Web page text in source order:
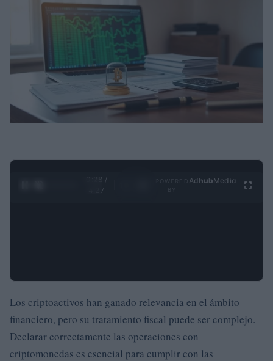
0:29 /
4:27
Ad hubMedia
Los criptoactivos han ganado relevancia en el ámbito
financiero, pero su tratamiento fiscal puede ser complejo.
Declarar correctamente las operaciones con
criptomonedas es esencial para cumplir con las